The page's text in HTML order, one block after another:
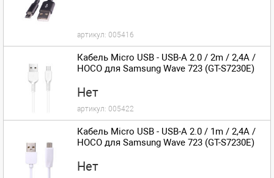
артикул: 005416
Кабель Micro USB - USB-A 2.0 / 2m / 2,4A /
HOCO для Samsung Wave 723 (GT-S7230E)
Нет
артикул: 005422
Кабель Micro USB - USB-A 2.0 / 1m / 2,4A /
HOCO для Samsung Wave 723 (GT-S7230E)
Нет